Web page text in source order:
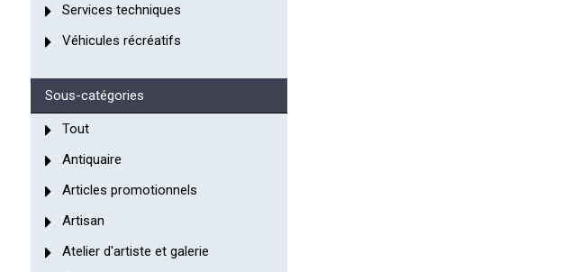
Services techniques
Véhicules récréatifs
Sous-catégories
Tout
Antiquaire
Articles promotionnels
Artisan
Atelier d'artiste et galerie